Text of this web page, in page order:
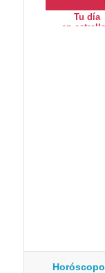
Horóscopo